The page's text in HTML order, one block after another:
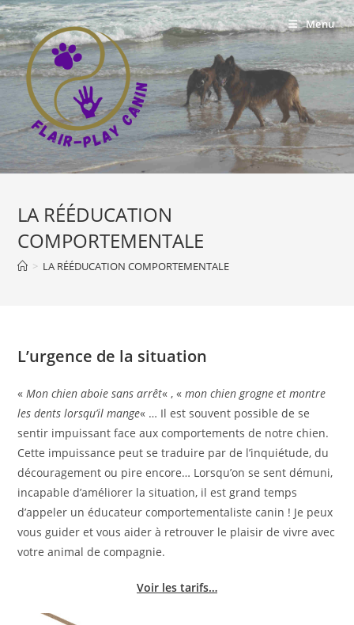
Skip
to
content
Menu
LA RÉÉDUCATION
COMPORTEMENTALE
> LA RÉÉDUCATION COMPORTEMENTALE
L’urgence de la situation
«Mon chien aboie sans arrêt« , «mon chien grogne et montre
les dents lorsqu’il mange« … Il est souvent possible de se
sentir impuissant face aux comportements de notre chien.
Cette impuissance peut se traduire par de l’inquiétude, du
découragement ou pire encore… Lorsqu’on se sent démuni,
incapable d’améliorer la situation, il est grand temps
d’appeler un éducateur comportementaliste canin ! Je peux
vous guider et vous aider à retrouver le plaisir de vivre avec
votre animal de compagnie.
Voir les tarifs…